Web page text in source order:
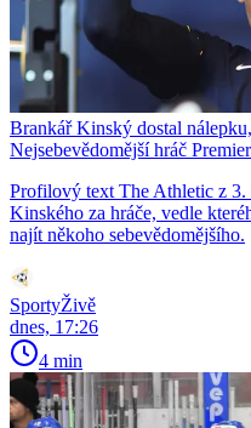
Brankář Kinský dostal
Nejsebevědomější hráč
Profilový text The Athletic z
Kinského za hráče, vedle
najít někoho sebevědomějšího.
SportyŽivě
dnes, 17:26
4 min